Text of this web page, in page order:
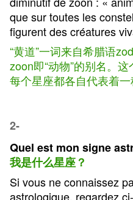
que sur toutes les
figurent des créatures
“黄道”一词来自希腊语
zoon即“动物”的别名。
每个星座都各自代表着一
2-
Quel est mon signe
我是什么星座？
Si vous ne connaissez
astrologique, regardez